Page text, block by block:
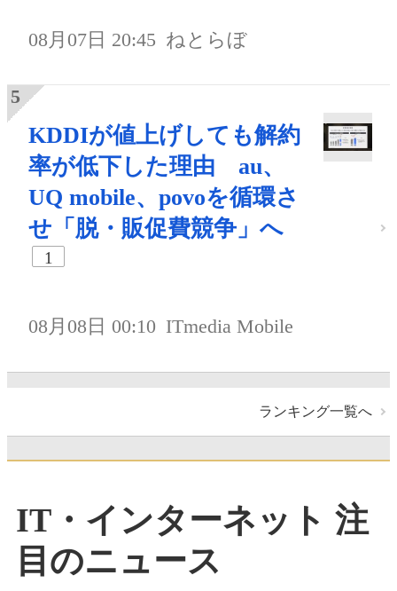
08月07日 20:45 ねとらぼ
KDDIが値上げしても解約
率が低下した理由 au、
UQ mobile、povoを循環さ
せ「脱・販促費競争」へ
1
08月08日 00:10 ITmedia Mobile
ランキング一覧へ
IT・インターネット 注
目のニュース